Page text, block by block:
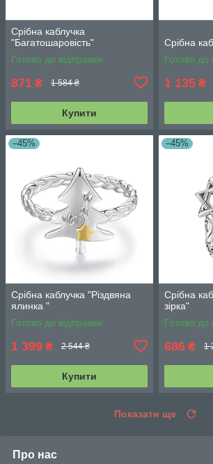
Срібна каблучка
"Багатошаровість"
Готово до відправки
871 ₴ 1 584 ₴
Купити
Срібна
Готово до
1 135 ₴
–45%
Срібна каблучка "Різдвяна
ялинка "
Готово до відправки
1 399 ₴ 2 544 ₴
Купити
–45%
Срібна
зірка"
Готово до
686 ₴ 1
Показати ще
Про нас